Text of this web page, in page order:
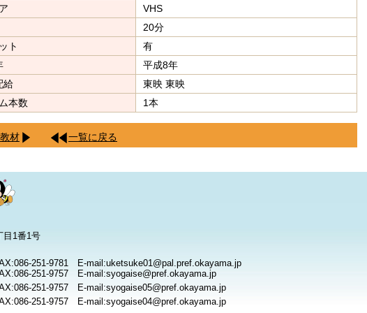
VHS
20分
ト
有
平成8年
給
東映 東映
本数
1本
材 一覧に戻る
目1番1号
251-9781 E-mail:uketsuke01@pal.pref.okayama.jp
251-9757 E-mail:syogaise@pref.okayama.jp
251-9757 E-mail:syogaise05@pref.okayama.jp
251-9757 E-mail:syogaise04@pref.okayama.jp